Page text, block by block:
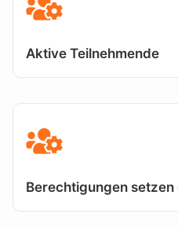
Aktive Teilnehmende
Berechtigungen